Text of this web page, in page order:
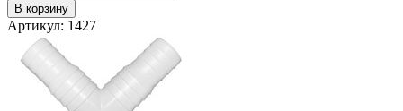
В корзину
Артикул: 1427